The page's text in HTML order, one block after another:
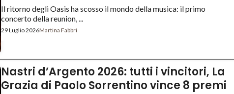
Il ritorno degli Oasis ha scosso il mondo della musica: il primo
concerto della reunion, ...
29 Luglio 2026Martina Fabbri
Nastri d’Argento 2026: tutti i vincitori, La
Grazia di Paolo Sorrentino vince 8 premi